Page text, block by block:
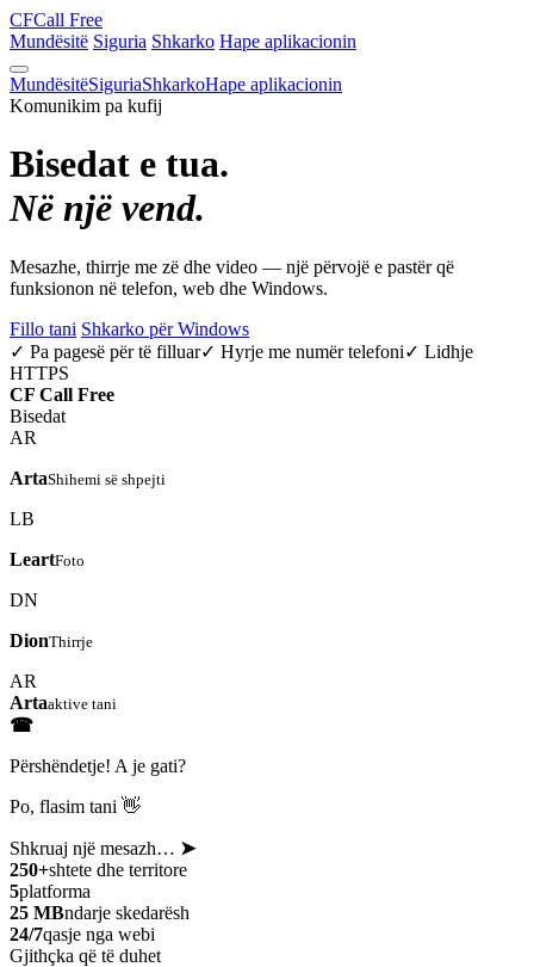
CFCall Free
Mundësitë Siguria Shkarko Hape aplikacionin
MundësitëSiguriaShkarkoHape aplikacionin
Komunikim pa kufij
Bisedat e tua.
Në një vend.
Mesazhe, thirrje me zë dhe video — një përvojë e pastër që
funksionon në telefon, web dhe Windows.
Fillo tani Shkarko për Windows
✓ Pa pagesë për të filluar✓ Hyrje me numër telefoni✓ Lidhje
HTTPS
CF Call Free
Bisedat
AR
ArtaShihemi së shpejti
LB
LeartFoto
DN
DionThirrje
AR
Artaaktive tani
☎
Përshëndetje! A je gati?
Po, flasim tani 👋
Shkruaj një mesazh… ➤
250+shtete dhe territore
5platforma
25 MBndarje skedarësh
24/7qasje nga webi
Gjithçka që të duhet